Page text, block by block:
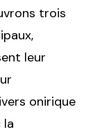
trois
leur
onirique
la